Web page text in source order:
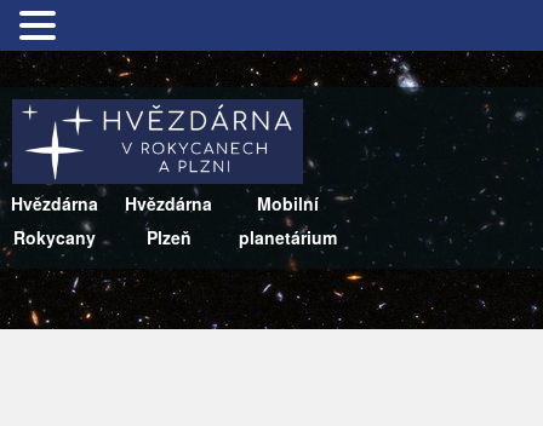
Hvězdárna
Rokycany
Hvězdárna
Plzeň
Mobilní
planetárium